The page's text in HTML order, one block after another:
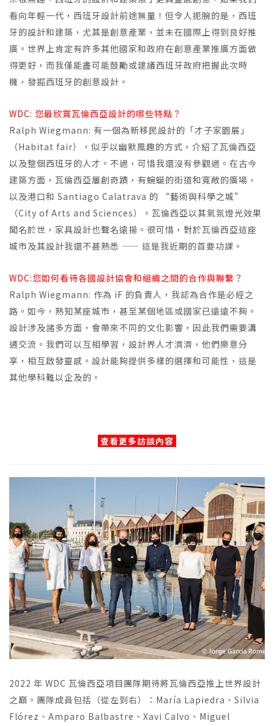
看向年輕一代，西班牙設計前途無量！但令人扼腕的是，西班
牙的設計和建築，尤其是創意產業，並未在國際上得到良好推
廣。世界上肯定有許多其他國家和政府在創意產業推廣方面做
得更好，而我僅能盡可能鼓勵或建議西班牙政府把握此次時
機，發掘西班牙的創意設計。
WDC: 您最欣賞瓦倫西亞設計的哪些特點？
Ralph Wiegmann: 有一個為新移民設計的「才子家園展」
（Habitat fair），似乎以幽默風趣的方式，介紹了瓦倫西亞
以及整個西班牙的人才。不過，可惜我還沒有參觀過。在古今
建築方面，瓦倫西亞屢創奇蹟，有蜿蜒的街道和寬敞的廣場，
以及港口和 Santiago Calatrava 的 “藝術與科學之城”
（City of Arts and Sciences）。瓦倫西亞以其氣氛燈光效果
聞名於世，家具設計也聲名遠揚。很可惜，對於瓦倫西亞這座
城市及其設計我還不甚熟悉 —— 這是我近期的首要功課。
WDC:您如何看待各國設計協會和組織之間的合作與聯繫？
Ralph Wiegmann: 作為 iF 的負責人，我認為合作是必經之
路。如今，熟知某座城市，甚至某個地區或國家已遠遠不夠。
設計涉及諸多方面，會帶來不同的文化影響，因此我們需要溝
通交流。我們可以互相學習，設計界人才濟濟，他們樂意分
享，相互啟發靈感。設計能夠提供多樣的選擇和可能性，這是
其他學科難以企及的。
查看更多訪談內容
2022 年 WDC 瓦倫西亞項目團隊期待將瓦倫西亞推上世界設計
之巔。團隊成員包括（從左到右）：María Lapiedra、Silvia
Flórez、Amparo Balbastre、Xavi Calvo、Miguel